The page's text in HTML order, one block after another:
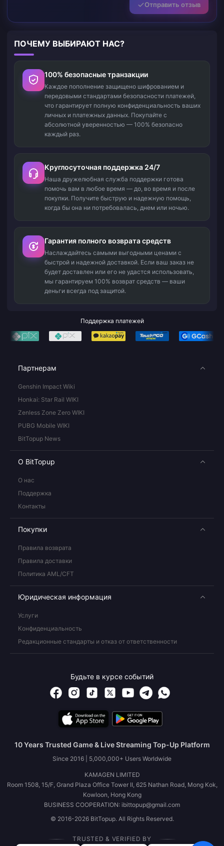
Отправить отзыв
ПОЧЕМУ ВЫБИРАЮТ НАС?
100% безопасные транзакции
Каждое пополнение защищено шифрованием и
передовыми стандартами безопасности платежей,
что гарантирует полную конфиденциальность ваших
личных и платежных данных. Покупайте с
абсолютной уверенностью — 100% безопасно
каждый раз.
Круглосуточная поддержка 24/7
Наша дружелюбная служба поддержки готова
помочь вам в любое время — до, во время и после
покупки. Получите быструю и надежную помощь,
когда бы она ни потребовалась, днем или ночью.
Гарантия полного возврата средств
Наслаждайтесь самыми выгодными ценами с
быстрой и надежной доставкой. Если ваш заказ не
будет доставлен или его не удастся использовать,
мы гарантируем 100% возврат средств — ваши
деньги всегда под защитой.
Поддержка платежей
Партнерам
Genshin Impact Wiki
Honkai: Star Rail WIKI
Zenless Zone Zero WIKI
PUBG Mobile WIKI
BitTopup News
О BitTopup
О нас
Поддержка
Контакты
Покупки
Правила возврата
Правила доставки
Политика AML/CFT
Юридическая информация
Услуги
Конфиденциальность
Редакционные стандарты и отказ от ответственности
Будьте в курсе событий
10 Years Trusted Game & Live Streaming Top-Up Platform
Since 2016 | 5,000,000+ Users Worldwide
KAMAGEN LIMITED
Room 1508, 15/F, Grand Plaza Office Tower II, 625 Nathan Road, Mong Kok,
Kowloon, Hong Kong
BUSINESS COOPERATION: ibittopup@gmail.com
© 2016-2026 BitTopup. All Rights Reserved.
TRUSTED & VERIFIED BY